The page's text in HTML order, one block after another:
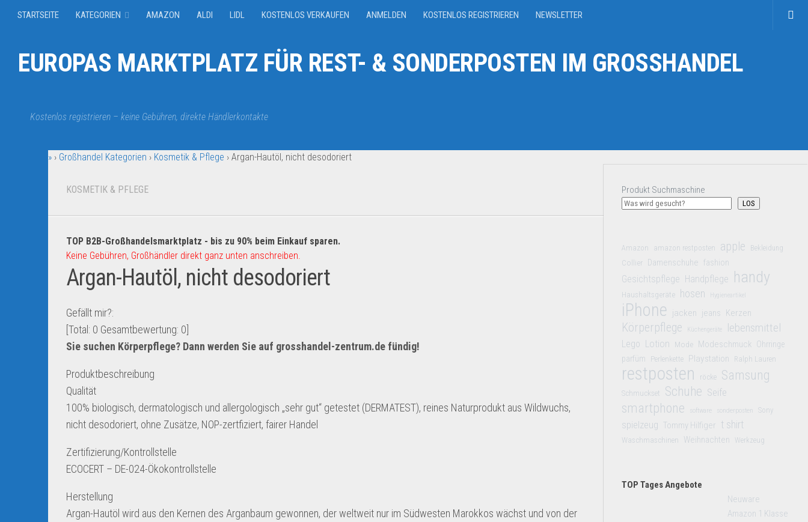
STARTSEITE KATEGORIEN AMAZON ALDI LIDL KOSTENLOS VERKAUFEN ANMELDEN KOSTENLOS REGISTRIEREN NEWSLETTER
EUROPAS MARKTPLATZ FÜR REST- & SONDERPOSTEN IM GROSSHANDEL
Kostenlos registrieren – keine Gebühren, direkte Händlerkontakte
» › Großhandel Kategorien › Kosmetik & Pflege › Argan-Hautöl, nicht desodoriert
KOSMETIK & PFLEGE
TOP B2B-Großhandelsmarktplatz - bis zu 90% beim Einkauf sparen.
Keine Gebühren, Großhändler direkt ganz unten anschreiben.
Argan-Hautöl, nicht desodoriert
Gefällt mir?:
[Total: 0 Gesamtbewertung: 0
Sie suchen Körperpflege? Dann werden Sie auf grosshandel-zentrum.defündig!
Produktbeschreibung
Qualität
100% biologisch, dermatologisch und allergologisch „sehr gut“ getestet (DERMATEST), reines Naturprodukt aus Wildwuchs,
nicht desodoriert, ohne Zusätze, NOP-zertfiziert, fairer Handel
Zertifizierung/Kontrollstelle
ECOCERT – DE-024-Ökokontrollstelle
Herstellung
Argan-Hautöl wird aus den Kernen des Arganbaum gewonnen, der weltweit nur im Südwesten Marokkos wächst und von der
Produkt Suchmaschine
LOS
Amazon amazon restposten apple Bekleidung
Collier Damenschuhe fashion
Gesichtspflege Handpflege handy
Haushaltsgeräte hosen Hygieneartikel
iPhone jacken jeans Kerzen
Körperpflege Küchengeräte lebensmittel
Lego Lotion Mode Modeschmuck Ohrringe
parfüm
Perlenkette Playstation Ralph Lauren
restposten röcke Samsung
Schmuckset Schuhe Seife
smartphone software sonderposten Sony
spielzeug Tommy Hilfiger t shirt
Waschmaschinen Weihnachten Werkzeug
TOP Tages Angebote
Neuware
Amazon 1 Klasse